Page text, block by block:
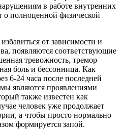
в работе внутренних
о полноценной физической
от зависимости и
появляются соответствующие
тревожность, тремор
боль и бессонница. Как
6-24 часа после последней
являются проявлениями
также известен как
человек уже продолжает
а чтобы просто нормально
формируется запой.